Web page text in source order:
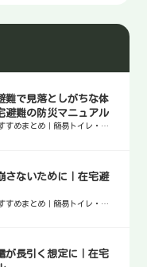
難で見落としがちな体
避難の防災マニュアル
すめまとめ｜簡易トイレ・
さないために｜在宅避
すめまとめ｜簡易トイレ・
が長引く想定に｜在宅